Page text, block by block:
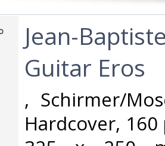
‎Jean-
Guitar Eros‎
‎, Schirmer/
Hardcover, 160